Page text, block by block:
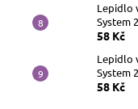
Lepidlo
System
58 Kč
Lepidlo
System
58 Kč